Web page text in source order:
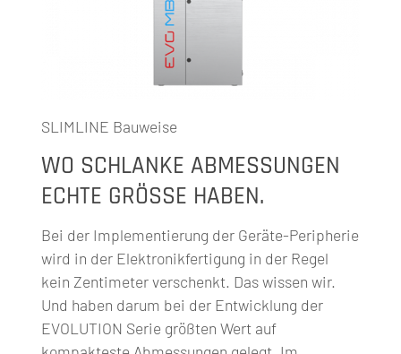
SLIMLINE Bauweise
WO SCHLANKE ABMESSUNGEN
ECHTE GRÖSSE HABEN.
Bei der Implementierung der Geräte-Peripherie
wird in der Elektronikfertigung in der Regel
kein Zentimeter verschenkt. Das wissen wir.
Und haben darum bei der Entwicklung der
EVOLUTION Serie größten Wert auf